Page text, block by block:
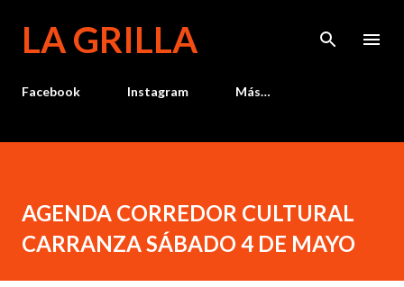
LA GRILLA
Facebook Instagram Más…
AGENDA CORREDOR CULTURAL
CARRANZA SÁBADO 4 DE MAYO